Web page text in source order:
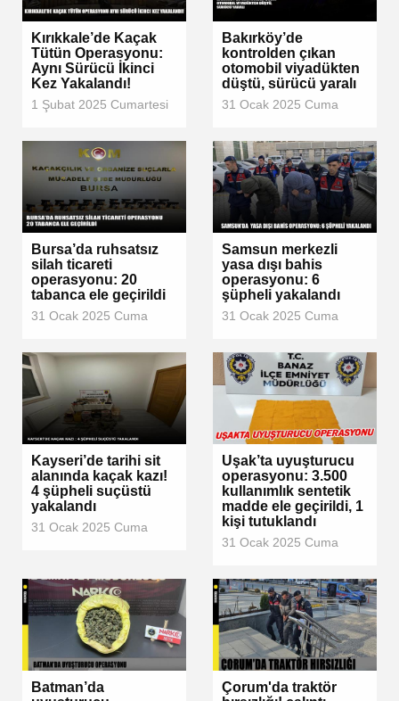
Kırıkkale’de Kaçak
Tütün Operasyonu:
Aynı Sürücü İkinci
Kez Yakalandı!
1 Şubat 2025 Cumartesi
Bakırköy’de
kontrolden çıkan
otomobil viyadükten
düştü, sürücü yaralı
31 Ocak 2025 Cuma
Bursa’da ruhsatsız
silah ticareti
operasyonu: 20
tabanca ele geçirildi
31 Ocak 2025 Cuma
Samsun merkezli
yasa dışı bahis
operasyonu: 6
şüpheli yakalandı
31 Ocak 2025 Cuma
Kayseri’de tarihi sit
alanında kaçak kazı!
4 şüpheli suçüstü
yakalandı
31 Ocak 2025 Cuma
Uşak’ta uyuşturucu
operasyonu: 3.500
kullanımlık sentetik
madde ele geçirildi, 1
kişi tutuklandı
31 Ocak 2025 Cuma
Batman’da
Çorum'da traktör